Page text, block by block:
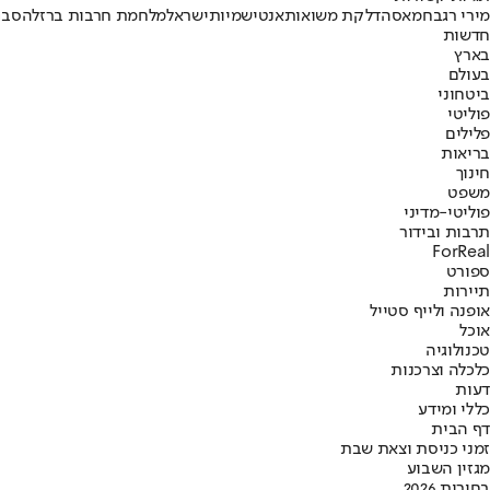
מירי רגבחמאסהדלקת משואותאנטישמיותישראלמלחמת חרבות ברזל
חדשות
בארץ
בעולם
ביטחוני
פוליטי
פלילים
בריאות
חינוך
משפט
פוליטי-מדיני
תרבות ובידור
ForReal
ספורט
תיירות
אופנה ולייף סטייל
אוכל
טכנולוגיה
כלכלה וצרכנות
דעות
כללי ומידע
דף הבית
זמני כניסת וצאת שבת
מגזין השבוע